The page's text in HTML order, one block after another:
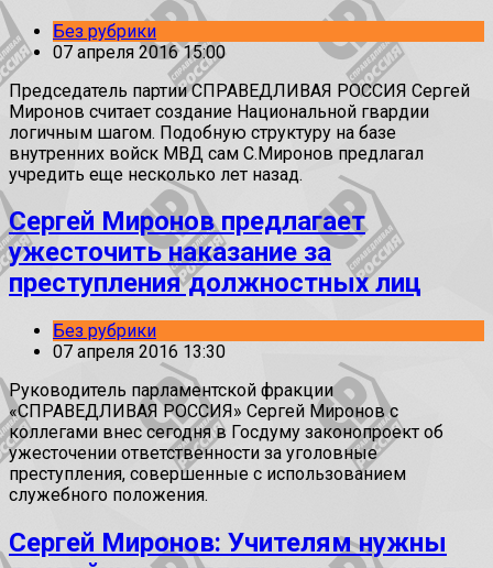
Без рубрики
07 апреля 2016 15:00
Председатель партии СПРАВЕДЛИВАЯ РОССИЯ Сергей
Миронов считает создание Национальной гвардии
логичным шагом. Подобную структуру на базе
внутренних войск МВД сам С.Миронов предлагал
учредить еще несколько лет назад.
Сергей Миронов предлагает
ужесточить наказание за
преступления должностных лиц
Без рубрики
07 апреля 2016 13:30
Руководитель парламентской фракции
«СПРАВЕДЛИВАЯ РОССИЯ» Сергей Миронов с
коллегами внес сегодня в Госдуму законопроект об
ужесточении ответственности за уголовные
преступления, совершенные с использованием
служебного положения.
Сергей Миронов: Учителям нужны